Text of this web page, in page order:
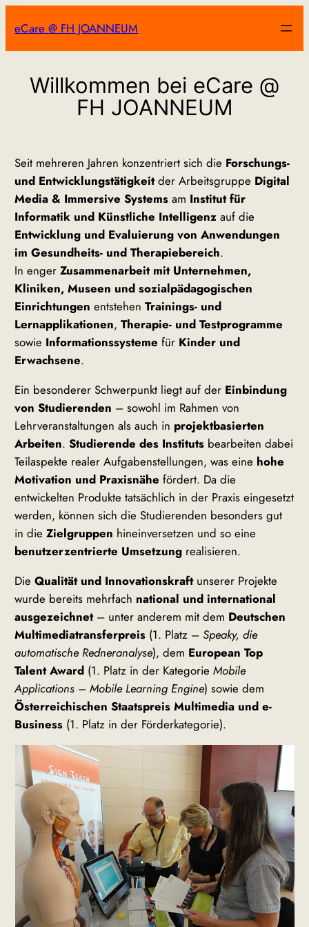
Inhalt
springen
eCare @ FH JOANNEUM
Willkommen bei eCare @
FH JOANNEUM
Seit mehreren Jahren konzentriert sich die Forschungs-
und Entwicklungstätigkeitder Arbeitsgruppe Digital
Media & Immersive Systems am Institut für
Informatik und Künstliche Intelligenz auf die
Entwicklung und Evaluierung von Anwendungen
im Gesundheits- und Therapiebereich.
In engerZusammenarbeit mit Unternehmen,
Kliniken, Museen und sozialpädagogischen
Einrichtungen entstehenTrainings- und
Lernapplikationen,Therapie- und Testprogramme
sowie Informationssysteme für Kinder und
Erwachsene.
Ein besonderer Schwerpunkt liegt auf der Einbindung
von Studierenden – sowohl im Rahmen von
Lehrveranstaltungen als auch in projektbasierten
Arbeiten.Studierende des Instituts bearbeiten dabei
Teilaspekte realer Aufgabenstellungen, was eine hohe
Motivation und Praxisnähe fördert. Da die
entwickelten Produkte tatsächlich in der Praxis eingesetzt
werden, können sich die Studierenden besonders gut
in dieZielgruppen hineinversetzen und so eine
benutzerzentrierte Umsetzung realisieren.
DieQualität und Innovationskraftunserer Projekte
wurde bereits mehrfach national und international
ausgezeichnet– unter anderem mit dem Deutschen
Multimediatransferpreis (1. Platz –Speaky, die
automatische Redneranalyse), dem European Top
Talent Award (1. Platz in der KategorieMobile
Applications –Mobile Learning Engine) sowie dem
Österreichischen Staatspreis Multimedia und e-
Business (1. Platz in der Förderkategorie).